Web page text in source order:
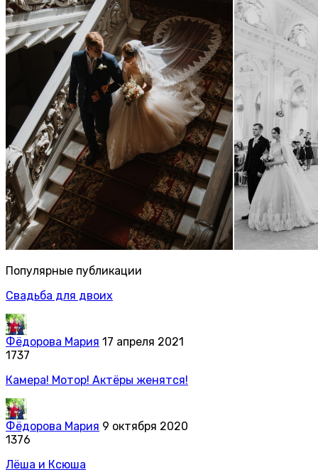
Популярные публикации
Свадьба для двоих
Фёдорова Мария 17 апреля 2021
1737
Камера! Мотор! Актёры женятся!
Фёдорова Мария 9 октября 2020
1376
Лёша и Ксюша